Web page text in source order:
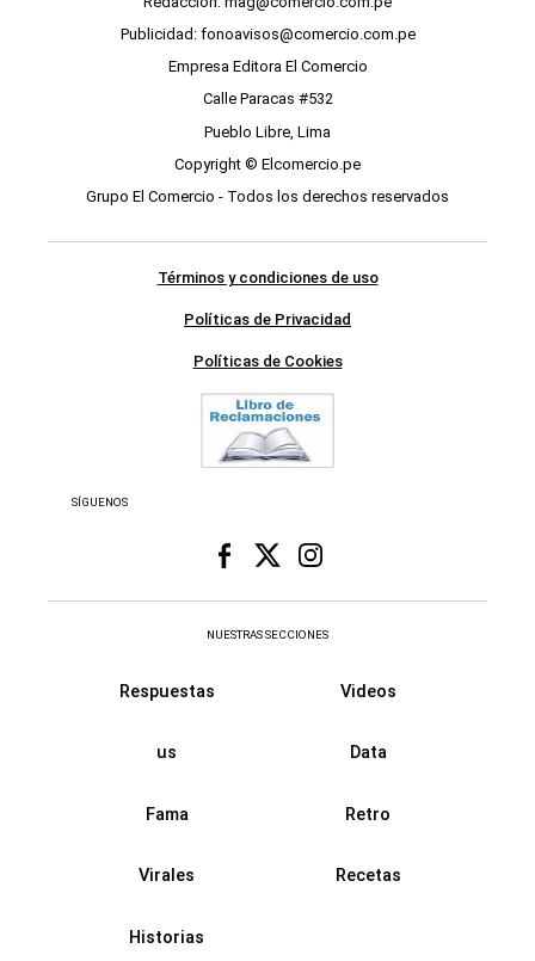
Publicidad: fonoavisos@comercio.com.pe
Empresa Editora El Comercio
Calle Paracas #532
Pueblo Libre, Lima
Copyright © Elcomercio.pe
Grupo El Comercio - Todos los derechos reservados
Términos y condiciones de uso
Políticas de Privacidad
Políticas de Cookies
SÍGUENOS
NUESTRAS SECCIONES
Respuestas Videos
us Data
Fama Retro
Virales Recetas
Historias